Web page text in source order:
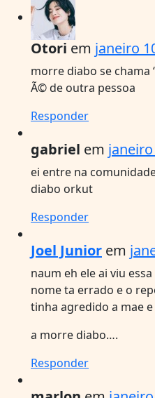
Otori em janeiro
morre diabo se chama
Ã© de outra pessoa
Responder
gabriel em janeiro
ei entre na
diabo orkut
Responder
Joel Junior em
naum eh ele ai viu
nome ta errado e o
tinha agredido a mae
a morre diabo….
Responder